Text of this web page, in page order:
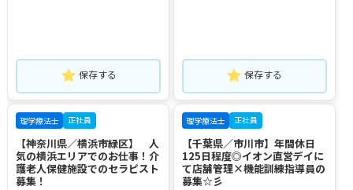
保存する 保存する
理学療法士 正社員
【神奈川県／横浜市緑区】 人
気の横浜エリアでのお仕事！介
護老人保健施設でのセラピスト
募集！
理学療法士 正社員
【千葉県／市川市】年間休日
125日程度◎イオン直営デイに
て店舗管理×機能訓練指導員の
募集☆彡